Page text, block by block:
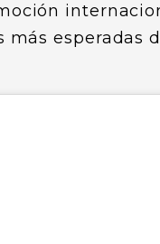
más esperadas